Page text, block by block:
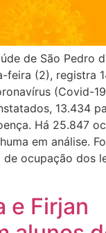
de São Pedro
feira (2), registra
(Covid-
13.434
Há 25.847
em análise.
ocupação dos
e Firjan